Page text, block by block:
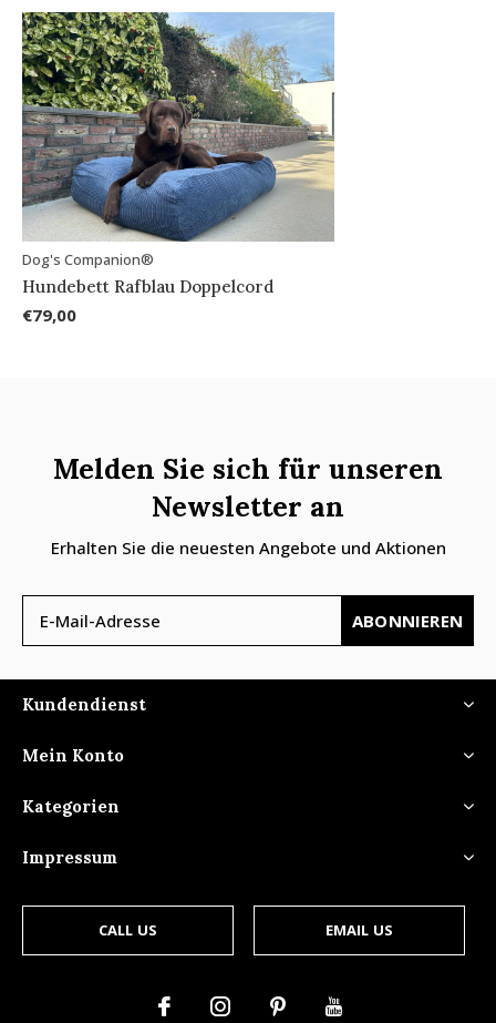
Dog's Companion®
Hundebett Rafblau Doppelcord
€79,00
Melden Sie sich für unseren
Newsletter an
Erhalten Sie die neuesten Angebote und Aktionen
ABONNIEREN
Kundendienst
Mein Konto
Kategorien
Impressum
CALL US EMAIL US